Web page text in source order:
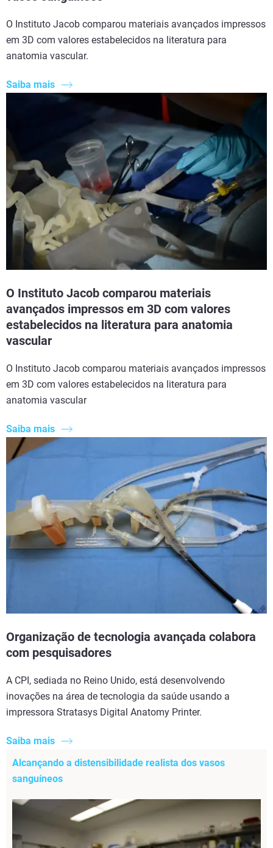
O Instituto Jacob comparou materiais avançados impressos
em 3D com valores estabelecidos na literatura para
anatomia vascular.
Saiba mais
O Instituto Jacob comparou materiais
avançados impressos em 3D com valores
estabelecidos na literatura para anatomia
vascular
O Instituto Jacob comparou materiais avançados impressos
em 3D com valores estabelecidos na literatura para
anatomia vascular
Saiba mais
Organização de tecnologia avançada colabora
com pesquisadores
A CPI, sediada no Reino Unido, está desenvolvendo
inovações na área de tecnologia da saúde usando a
impressora Stratasys Digital Anatomy Printer.
Saiba mais
Alcançando a distensibilidade realista dos vasos
sanguíneos